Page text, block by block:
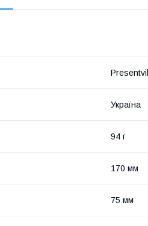
Україна
94 г
170 мм
75 мм